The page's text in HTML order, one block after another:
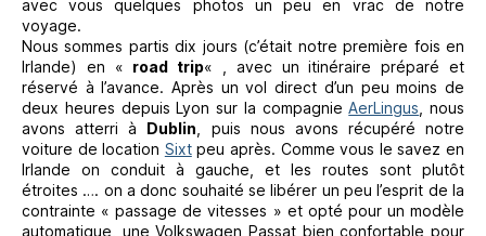
avec vous quelques photos un peu en vrac de notre
voyage.
Nous sommes partis dix jours (c’était notre première fois en
Irlande) en « road trip« , avec un itinéraire préparé et
réservé à l’avance. Après un vol direct d’un peu moins de
deux heures depuis Lyon sur la compagnieAerLingus , nous
avons atterri à Dublin , puis nous avons récupéré notre
voiture de location Sixtpeu après. Comme vous le savez en
Irlande on conduit à gauche, et les routes sont plutôt
étroites …. on a donc souhaité se libérer un peu l’esprit de la
contrainte « passage de vitesses » et opté pour un modèle
automatique, une Volkswagen Passat bien confortable pour